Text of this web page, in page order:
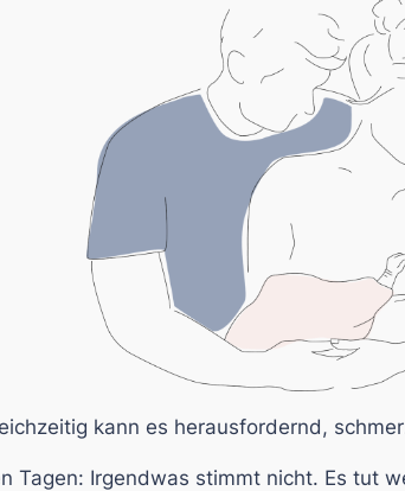
kann es herausfordernd,
Tagen: Irgendwas stimmt nicht. Es tut